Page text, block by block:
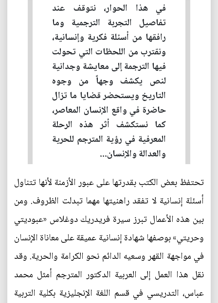
في هذا الحوار، نتوقف عند
تفاصيل التجربة الترجمية وما
رافقها من أسئلة فكرية وإنسانية،
ونقترب من اللحظات التي تحولت
فيها الترجمة إلى معايشة وجدانية
لنص يكشف وجهاً من وجوه
التاريخ ويستحضر قضايا ما تزال
حاضرة في واقع الإنسان المعاصر،
كما نستكشف أثر هذه الرحلة
المعرفية في رؤية المترجم للحرية
والعدالة والإنسان...
تحتفظ بعض الكتب بقدرتها على عبور الأزمنة لأنها تتناول
أسئلة إنسانية لا تفقد راهنيتها مهما تبدلت الظروف. ومن
بين هذه الأعمال تبرز سيرة فريدريك دوغلاس «عبوديتي
وحريتي» بوصفها شهادة إنسانية عميقة على معاناة الإنسان
في مواجهة القهر وسعيه الدائم نحو الكرامة والحرية. وقد
نقل هذا العمل إلى العربية الدكتور المترجم أمثل محمد
عباس، التدريسي في قسم اللغة الإنجليزية بكلية التربية